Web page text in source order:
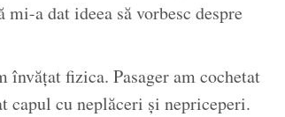
a dat ideea să vorbesc despre
fizica. Pasager am cochetat
capul cu neplăceri și nepriceperi.